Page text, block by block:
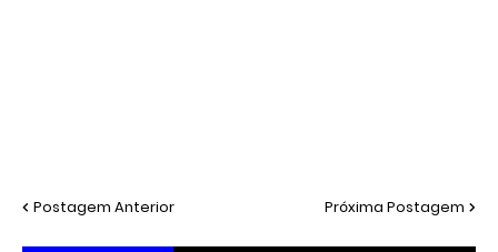
Postagem Anterior Próxima Postagem